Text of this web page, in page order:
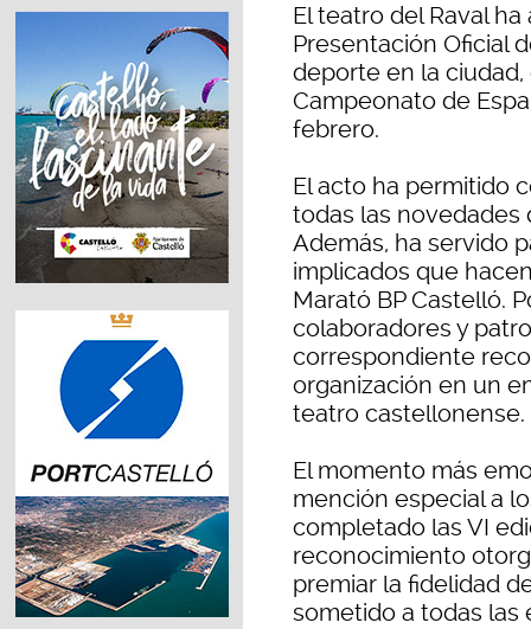
El teatro del Raval
Presentación Oficial
deporte en la
Campeonato de
febrero.
El acto ha permitido
todas las novedades
Además, ha servido
implicados que
Marató BP Castelló.
colaboradores y
correspondiente
organización en un
teatro castellonense.
El momento más
mención especial a
completado las VI
reconocimiento
premiar la fidelidad
sometido a todas las